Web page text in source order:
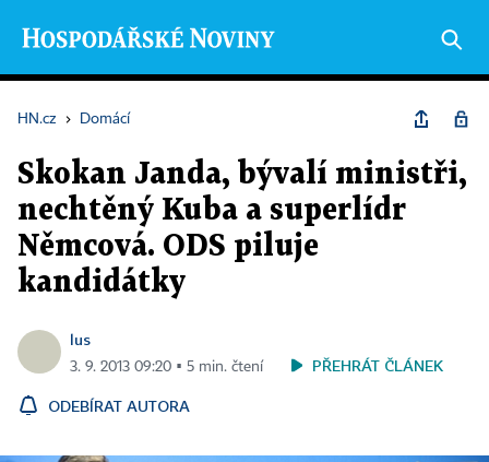
HN.cz › Domácí
Skokan Janda, bývalí ministři,
nechtěný Kuba a superlídr
Němcová. ODS piluje
kandidátky
lus
3. 9. 2013 09:20 ▪ 5 min. čtení PŘEHRÁT ČLÁNEK
ODEBÍRAT AUTORA